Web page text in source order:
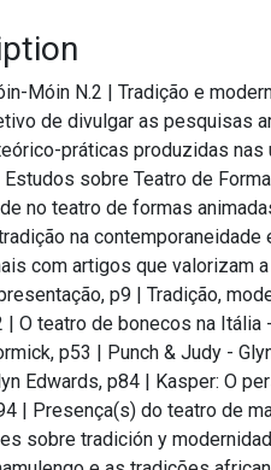
Móin N.2 | Tradição e
de divulgar as pesquisas
práticas produzidas nas
sobre Teatro de
no teatro de formas
na
com artigos que valorizam
p9 | Tradição,
| O teatro de bonecos na Itália
p53 | Punch & Judy -
Edwards, p84 | Kasper: O
| Presença(s) do teatro de
sobre tradición y